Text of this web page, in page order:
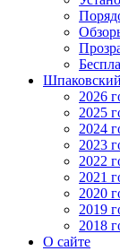
2026
2025
2024
2023
2022
2021
2020
2019
2018
О сайте